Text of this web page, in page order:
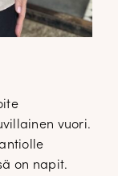
vuori.
on napit.